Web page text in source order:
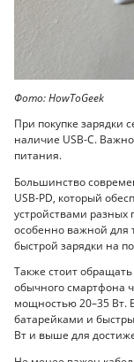
Фото: HowToGeek
При покупке зарядки
наличие USB-C.
питания.
Большинство
USB-PD, который
устройствами разных
особенно важной для
быстрой зарядки на
Также стоит
обычного смартфона
мощностью 20–35 Вт.
батарейками и
Вт и выше для